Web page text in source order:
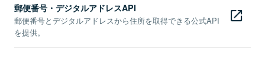
郵便番号・デジタルアドレスAPI
郵便番号とデジタルアドレスから住所を取得できる公式API
を提供。